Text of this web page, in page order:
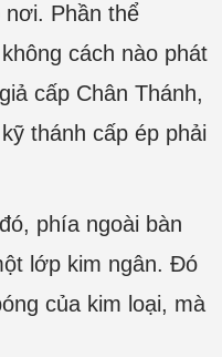
nơi. Phần thể
cách nào phát
cấp Chân Thánh,
thánh cấp ép phải
phía ngoài bàn
lớp kim ngân. Đó
của kim loại, mà